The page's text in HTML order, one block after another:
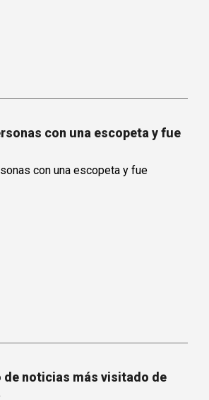
con una escopeta y fue
de noticias más visitado de